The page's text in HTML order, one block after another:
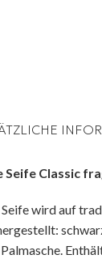
Classic
wird auf